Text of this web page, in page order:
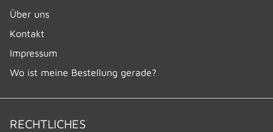
Über uns
Kontakt
Impressum
Wo ist meine Bestellung gerade?
RECHTLICHES